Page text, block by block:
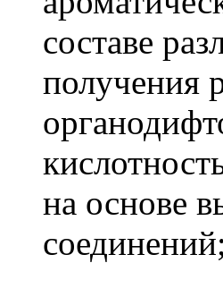
составе
получения
на основе
соединений;